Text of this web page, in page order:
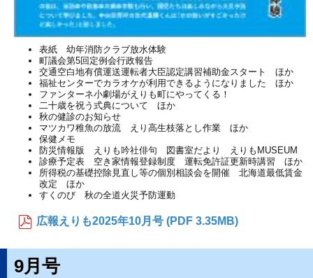
表紙 幼年消防クラブ放水体験
町議会第5回定例会行政報告
交通空白地有償運送運転者大臣認定講習補助金スタート ほか
福祉センターでカラオケが利用できるようになりました ほか
ファンターネ小劇場がえりも町にやってくる！
二十歳を祝う式典について ほか
秋の健診のお知らせ
マツカワ稚魚の放流 えり高生枝落とし作業 ほか
保健メモ
防災情報版 えりも吟社俳句 図書室だより えりもMUSEUM
診療予定表 空き家情報登録制度 運転免許証更新時講習 ほか
所得税の基礎控除見直し等の個別相談会を開催 北海道最低賃金
改定 ほか
すくのび 秋の全道火災予防運動
広報えりも2025年10月号 (PDF 3.35MB)
9月号